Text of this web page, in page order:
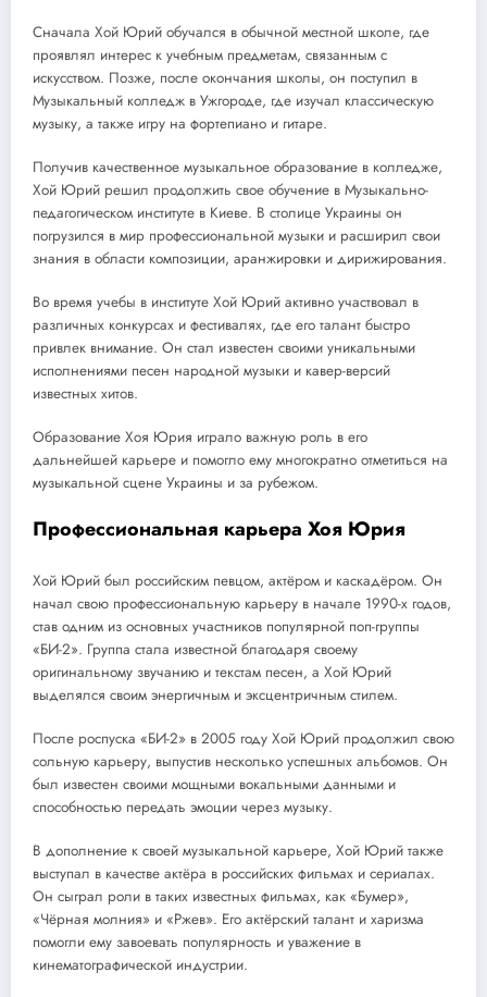
Сначала Хой Юрий обучался в обычной местной школе, где
проявлял интерес к учебным предметам, связанным с
искусством. Позже, после окончания школы, он поступил в
Музыкальный колледж в Ужгороде, где изучал классическую
музыку, а также игру на фортепиано и гитаре.
Получив качественное музыкальное образование в колледже,
Хой Юрий решил продолжить свое обучение в Музыкально-
педагогическом институте в Киеве. В столице Украины он
погрузился в мир профессиональной музыки и расширил свои
знания в области композиции, аранжировки и дирижирования.
Во время учебы в институте Хой Юрий активно участвовал в
различных конкурсах и фестивалях, где его талант быстро
привлек внимание. Он стал известен своими уникальными
исполнениями песен народной музыки и кавер-версий
известных хитов.
Образование Хоя Юрия играло важную роль в его
дальнейшей карьере и помогло ему многократно отметиться на
музыкальной сцене Украины и за рубежом.
Профессиональная карьера Хоя Юрия
Хой Юрий был российским певцом, актёром и каскадёром. Он
начал свою профессиональную карьеру в начале 1990-х годов,
став одним из основных участников популярной поп-группы
«БИ-2». Группа стала известной благодаря своему
оригинальному звучанию и текстам песен, а Хой Юрий
выделялся своим энергичным и эксцентричным стилем.
После роспуска «БИ-2» в 2005 году Хой Юрий продолжил свою
сольную карьеру, выпустив несколько успешных альбомов. Он
был известен своими мощными вокальными данными и
способностью передать эмоции через музыку.
В дополнение к своей музыкальной карьере, Хой Юрий также
выступал в качестве актёра в российских фильмах и сериалах.
Он сыграл роли в таких известных фильмах, как «Бумер»,
«Чёрная молния» и «Ржев». Его актёрский талант и харизма
помогли ему завоевать популярность и уважение в
кинематографической индустрии.